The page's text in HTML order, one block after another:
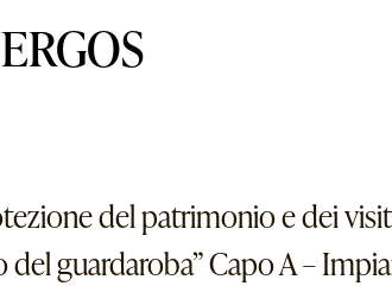
del patrimonio e dei
guardaroba” Capo A –